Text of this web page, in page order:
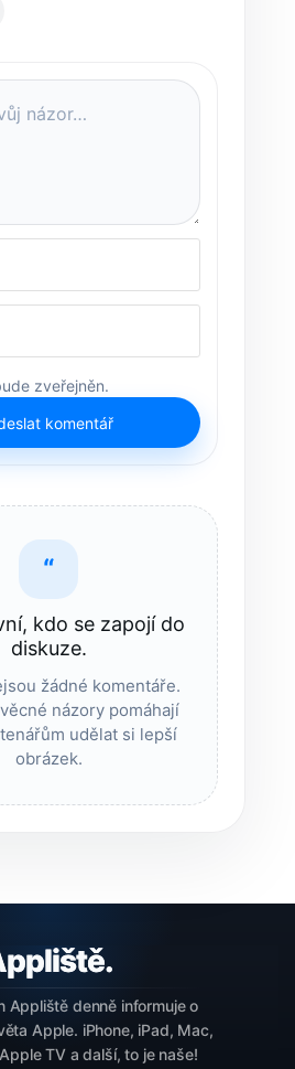
zveřejněn.
komentář
“
kdo se zapojí do
diskuze.
žádné komentáře.
názory pomáhají
udělat si lepší
obrázek.
Appliště denně informuje o
Apple. iPhone, iPad, Mac,
TV a další, to je naše!